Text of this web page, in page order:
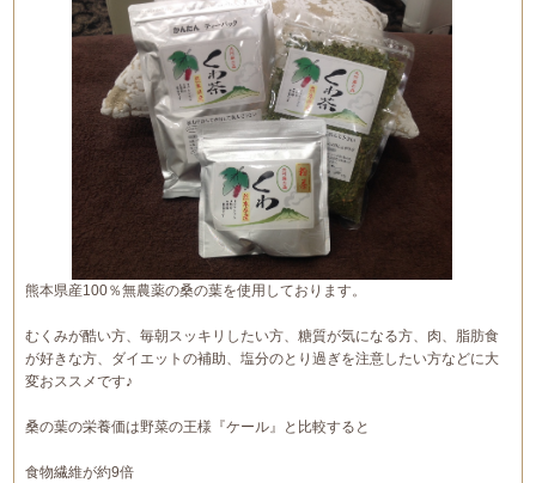
熊本県産100％無農薬の桑の葉を使用しております。
むくみが酷い方、毎朝スッキリしたい方、糖質が気になる方、肉、脂肪食
が好きな方、ダイエットの補助、塩分のとり過ぎを注意したい方などに大
変おススメです♪
桑の葉の栄養価は野菜の王様『ケール』と比較すると
食物繊維が約9倍